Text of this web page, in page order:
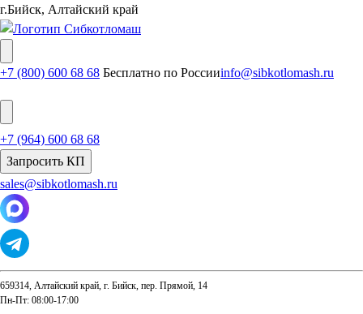
г.Бийск, Алтайский край
+7 (800) 600 68 68 Бесплатно по Россииinfo@sibkotlomash.ru
+7 (964) 600 68 68
Запросить КП
sales@sibkotlomash.ru
659314, Алтайский край, г. Бийск, пер. Прямой, 14
Пн-Пт: 08:00-17:00